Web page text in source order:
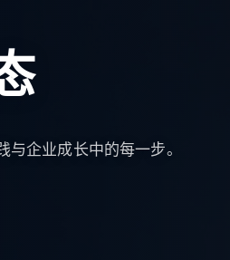
企业成长中的每一步。